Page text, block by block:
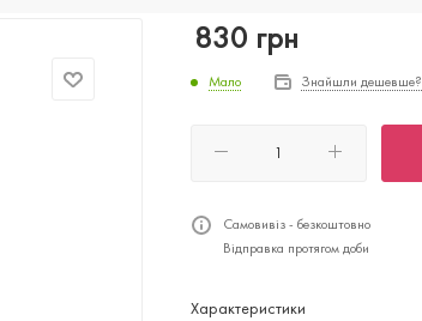
830 грн
Мало Знайшли дешевше?
Самовивіз - безкоштовно
Відправка протягом доби
Характеристики